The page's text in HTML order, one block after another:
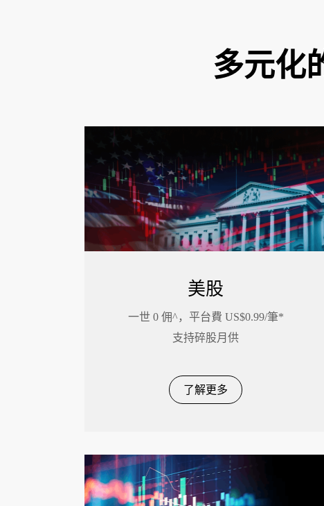
多元化
美股
一世 0 佣^，平台費 US$0.99/筆*
支持碎股月供
了解更多